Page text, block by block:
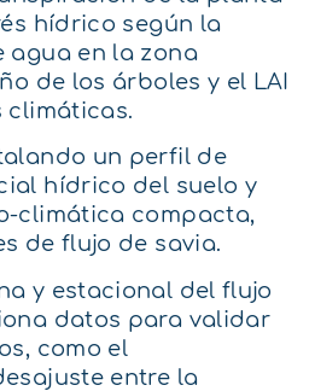
hídrico según la
en la zona
de los árboles y el LAI
climáticas.
un perfil de
hídrico del suelo y
climática compacta,
de flujo de savia.
y estacional del flujo
datos para validar
como el
entre la